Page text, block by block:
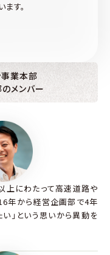
す。
事業本部
メンバー
上にわたって高速道路や
年から経営企画部で4年
」という思いから異動を